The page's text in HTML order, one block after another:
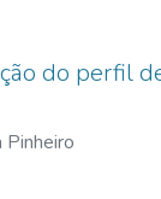
do perfil
Pinheiro